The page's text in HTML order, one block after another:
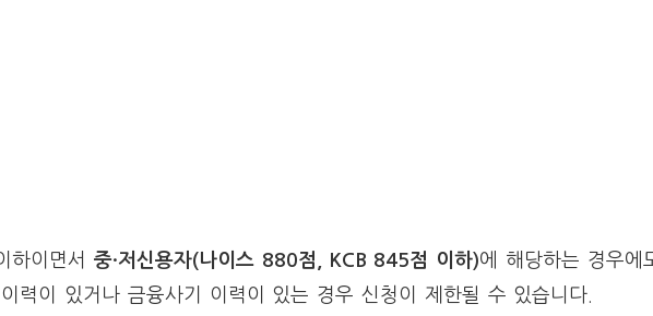
하이면서 중·저신용자(나이스 880점, KCB 845점 이하)에 해당하는 경우에
력이 있거나 금융사기 이력이 있는 경우 신청이 제한될 수 있습니다.